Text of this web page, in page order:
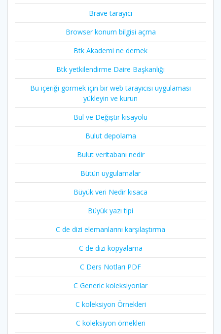
Brave tarayıcı
Browser konum bilgisi açma
Btk Akademi ne demek
Btk yetkilendirme Daire Başkanlığı
Bu içeriği görmek için bir web tarayıcısı uygulaması
yükleyin ve kurun
Bul ve Değiştir kısayolu
Bulut depolama
Bulut veritabanı nedir
Bütün uygulamalar
Büyük veri Nedir kısaca
Büyük yazı tipi
C de dizi elemanlarını karşılaştırma
C de dizi kopyalama
C Ders Notları PDF
C Generic koleksiyonlar
C koleksiyon Örnekleri
C koleksiyon örnekleri